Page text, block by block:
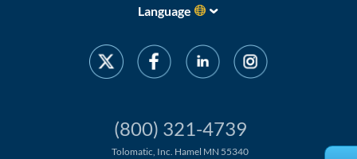
Language
(800) 321-4739
Tolomatic, Inc. Hamel MN 55340